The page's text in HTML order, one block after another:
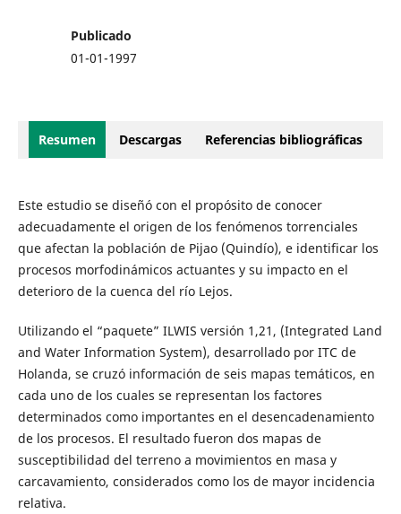
Publicado
01-01-1997
Resumen Descargas Referencias bibliográficas
Este estudio se diseñó con el propósito de conocer
adecuadamente el origen de los fenómenos torrenciales
que afectan la población de Pijao (Quindío), e identificar los
procesos morfodinámicos actuantes y su impacto en el
deterioro de la cuenca del río Lejos.
Utilizando el “paquete” ILWIS versión 1,21, (Integrated Land
and Water Information System), desarrollado por ITC de
Holanda, se cruzó información de seis mapas temáticos, en
cada uno de los cuales se representan los factores
determinados como importantes en el desencadenamiento
de los procesos. El resultado fueron dos mapas de
susceptibilidad del terreno a movimientos en masa y
carcavamiento, considerados como los de mayor incidencia
relativa.